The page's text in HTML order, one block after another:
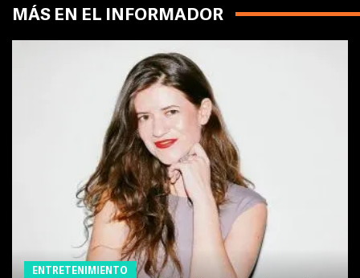
MÁS EN EL INFORMADOR
ENTRETENIMIENTO